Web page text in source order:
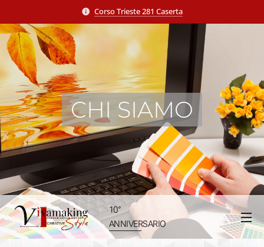
Corso Trieste 281 Caserta
10°
ANNIVERSARIO
CHI SIAMO